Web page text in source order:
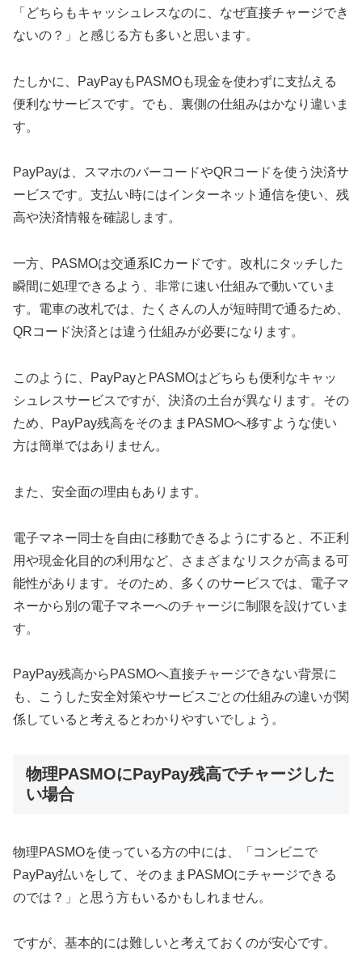
「どちらもキャッシュレスなのに、なぜ直接チャージでき
ないの？」と感じる方も多いと思います。
たしかに、PayPayもPASMOも現金を使わずに支払える
便利なサービスです。でも、裏側の仕組みはかなり違いま
す。
PayPayは、スマホのバーコードやQRコードを使う決済サ
ービスです。支払い時にはインターネット通信を使い、残
高や決済情報を確認します。
一方、PASMOは交通系ICカードです。改札にタッチした
瞬間に処理できるよう、非常に速い仕組みで動いていま
す。電車の改札では、たくさんの人が短時間で通るため、
QRコード決済とは違う仕組みが必要になります。
このように、PayPayとPASMOはどちらも便利なキャッ
シュレスサービスですが、決済の土台が異なります。その
ため、PayPay残高をそのままPASMOへ移すような使い
方は簡単ではありません。
また、安全面の理由もあります。
電子マネー同士を自由に移動できるようにすると、不正利
用や現金化目的の利用など、さまざまなリスクが高まる可
能性があります。そのため、多くのサービスでは、電子マ
ネーから別の電子マネーへのチャージに制限を設けていま
す。
PayPay残高からPASMOへ直接チャージできない背景に
も、こうした安全対策やサービスごとの仕組みの違いが関
係していると考えるとわかりやすいでしょう。
物理PASMOにPayPay残高でチャージした
い場合
物理PASMOを使っている方の中には、「コンビニで
PayPay払いをして、そのままPASMOにチャージできる
のでは？」と思う方もいるかもしれません。
ですが、基本的には難しいと考えておくのが安心です。